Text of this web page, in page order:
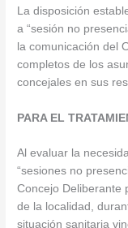
La disposición
a “sesión no
la comunicación del
completos de los
concejales en sus
PARA EL
Al evaluar la
“sesiones no
Concejo Deliberante
de la localidad,
situación sanitaria